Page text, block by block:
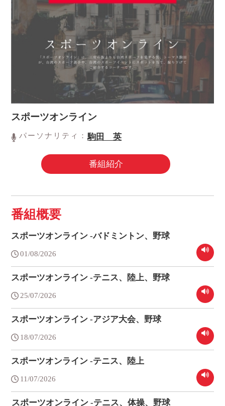
スポーツオンライン
パーソナリティ：駒田 英
番組紹介
番組概要
スポーツオンライン -バドミントン、野球
01/08/2026
スポーツオンライン -テニス、陸上、野球
25/07/2026
スポーツオンライン -アジア大会、野球
18/07/2026
スポーツオンライン -テニス、陸上
11/07/2026
スポーツオンライン -テニス、体操、野球